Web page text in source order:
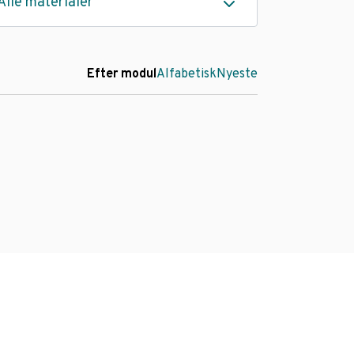
Efter modulAlfabetiskNyeste